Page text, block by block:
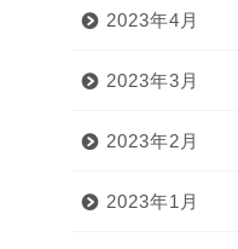
2023年4月
2023年3月
2023年2月
2023年1月